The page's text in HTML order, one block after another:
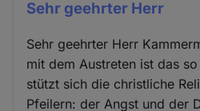
Sehr geehrter Herr
Sehr geehrter Herr
mit dem Austreten ist das
stützt sich die christliche
Pfeilern: der Angst und der